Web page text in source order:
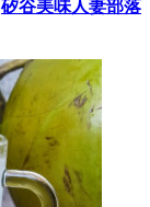
矽谷美味人妻部落